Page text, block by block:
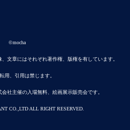
©mocha
文章にはそれぞれ著作権、版権を有しています。
用、引用は禁じます。
社主催の入場無料、絵画展示販売会です。
CO.,LTD ALL RIGHT RESERVED.